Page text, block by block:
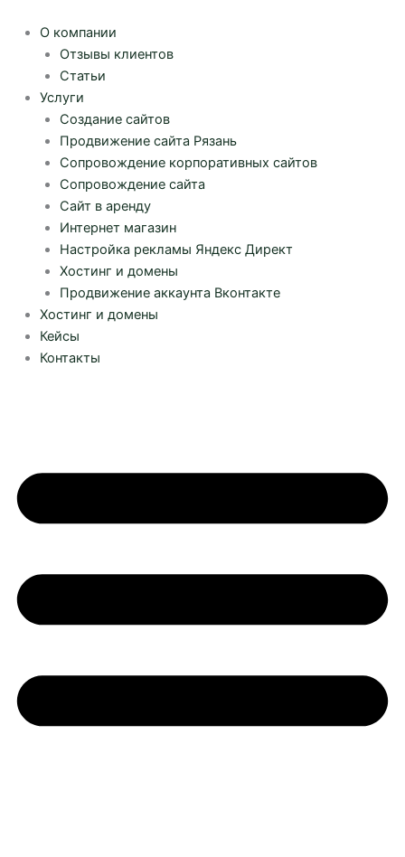
содержимому
О компании
Отзывы клиентов
Статьи
Услуги
Создание сайтов
Продвижение сайта Рязань
Сопровождение корпоративных сайтов
Сопровождение сайта
Сайт в аренду
Интернет магазин
Настройка рекламы Яндекс Директ
Хостинг и домены
Продвижение аккаунта Вконтакте
Хостинг и домены
Кейсы
Контакты